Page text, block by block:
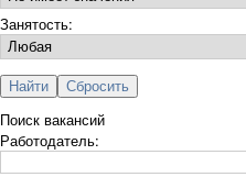
Занятость:
Поиск вакансий
Работодатель: